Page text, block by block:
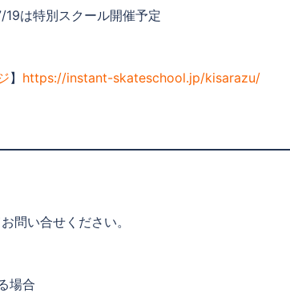
は特別スクール開催予定
】 https://instant-skateschool.jp/kisarazu/
問い合せください。
場合